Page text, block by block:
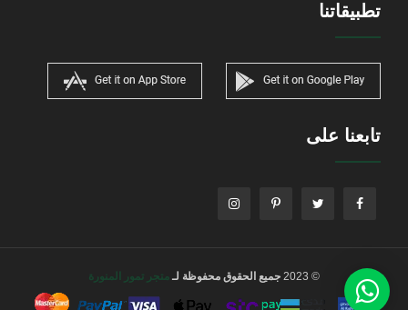
تطبيقاتنا
تابعنا على
© 2023 جميع الحقوق محفوظة لـ متجر تمور المنورة